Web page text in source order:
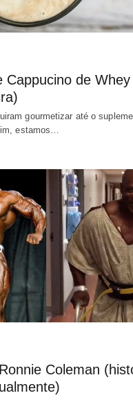
Cappucino de
gourmetizar até o
estamos…
Coleman